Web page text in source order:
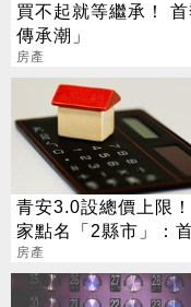
買不起就等繼承！
傳承潮」
房產
青安3.0設總價上限
家點名「2縣市」：
吃力了
房產